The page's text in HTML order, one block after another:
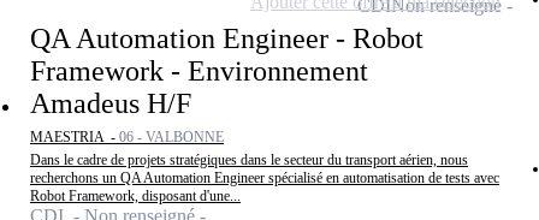
QA Automation Engineer - Robot
Framework - Environnement
Amadeus H/F
MAESTRIA - 06 - VALBONNE
Dans le cadre de projets stratégiques dans le secteur du transport aérien, nous
recherchons un QA Automation Engineer spécialisé en automatisation de tests avec
Robot Framework, disposant d'une...
CDINon renseigné